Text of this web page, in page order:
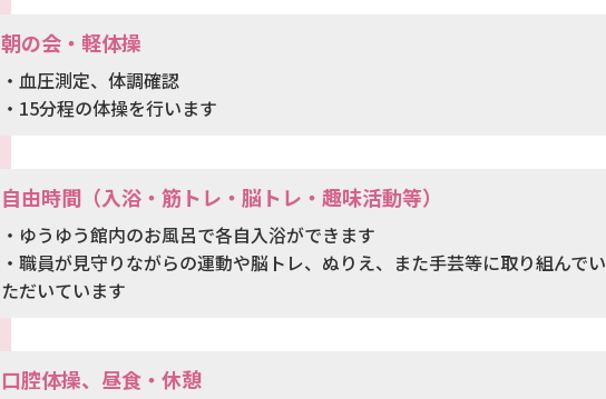
朝の会・軽体操
・血圧測定、体調確認
・15分程の体操を行います
自由時間（入浴・筋トレ・脳トレ・趣味活動等）
・ゆうゆう館内のお風呂で各自入浴ができます
・職員が見守りながらの運動や脳トレ、ぬりえ、また手芸等に取り組んでい
ただいています
口腔体操、昼食・休憩